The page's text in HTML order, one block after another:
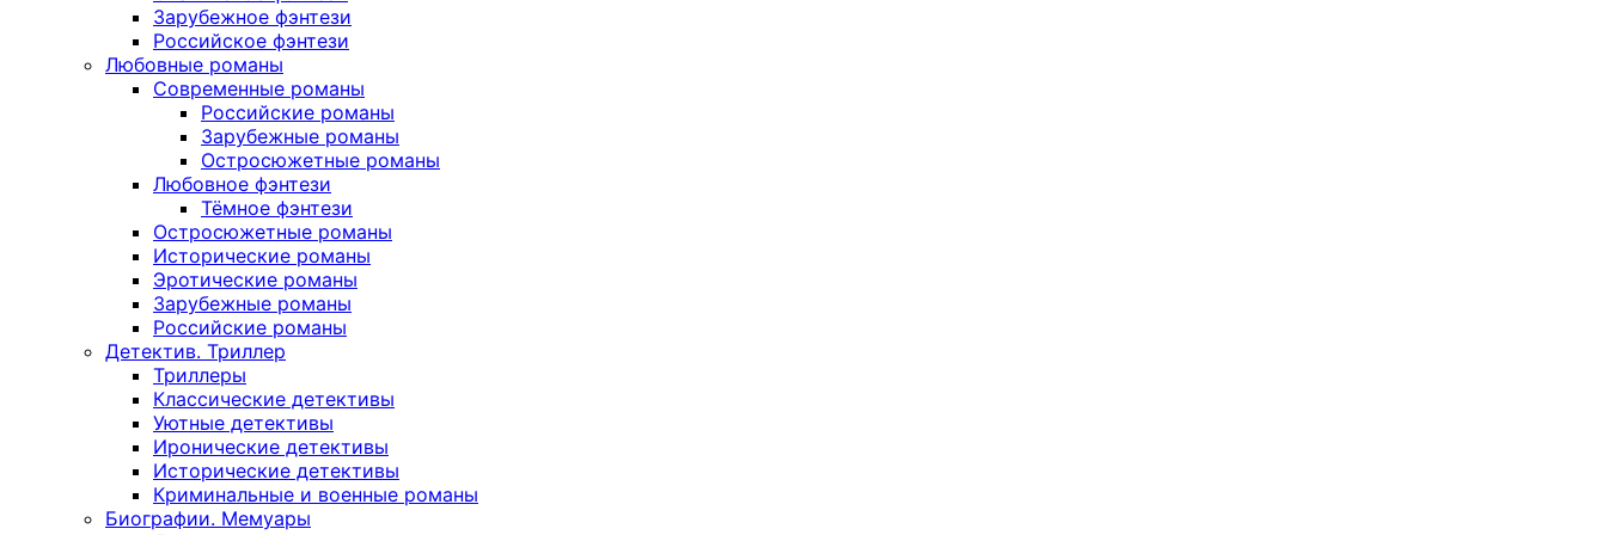
Зарубежное фэнтези
Российское фэнтези
Любовные романы
Современные романы
Российские романы
Зарубежные романы
Остросюжетные романы
Любовное фэнтези
Тёмное фэнтези
Остросюжетные романы
Исторические романы
Эротические романы
Зарубежные романы
Российские романы
Детектив. Триллер
Триллеры
Классические детективы
Уютные детективы
Иронические детективы
Исторические детективы
Криминальные и военные романы
Биографии. Мемуары